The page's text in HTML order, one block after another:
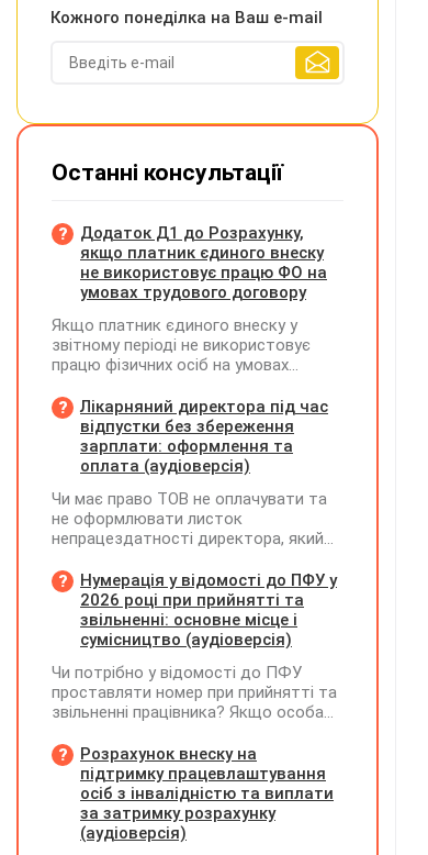
Кожного понеділка на Ваш e-mail
Останні консультації
Додаток Д1 до Розрахунку,
якщо платник єдиного внеску
не використовує працю ФО на
умовах трудового договору
Якщо платник єдиного внеску у
звітному періоді не використовує
працю фізичних осіб на умовах
на інших умовах, передбачених
законодавством, Додаток Д1/
Додаток ФІЗ-Д1 за відповідний
період не подається
Лікарняний директора під час
відпустки без збереження
зарплати: оформлення та
оплата (аудіоверсія)
Чи має право ТОВ не оплачувати та
не оформлювати листок
непрацездатності директора, який
збереження заробітної плати під час
призупинення діяльності
підприємства?
Нумерація у відомості до ПФУ у
2026 році при прийнятті та
звільненні: основне місце і
сумісництво (аудіоверсія)
Чи потрібно у відомості до ПФУ
проставляти номер при прийнятті та
звільненні працівника? Якщо особа
місцем роботи та за сумісництвом,
чи рахується це як два роботодавці?
Розрахунок внеску на
підтримку працевлаштування
осіб з інвалідністю та виплати
за затримку розрахунку
(аудіоверсія)